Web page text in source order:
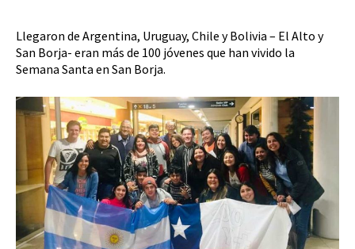
Llegaron de Argentina, Uruguay, Chile y Bolivia – El Alto y
San Borja- eran más de 100 jóvenes que han vivido la
Semana Santa en San Borja.